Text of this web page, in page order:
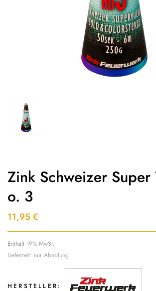
Zink Schweizer Super
O. 3
11,95 €
Enthält 19% MwSt.
Lieferzeit: nur Abholung
HERSTELLER: